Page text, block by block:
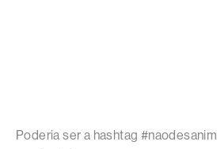
Poderia ser a hashtag